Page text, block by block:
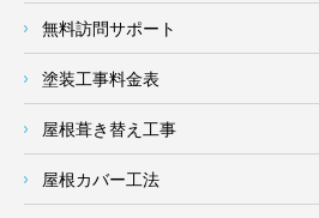
無料訪問サポート
塗装工事料金表
屋根葺き替え工事
屋根カバー工法